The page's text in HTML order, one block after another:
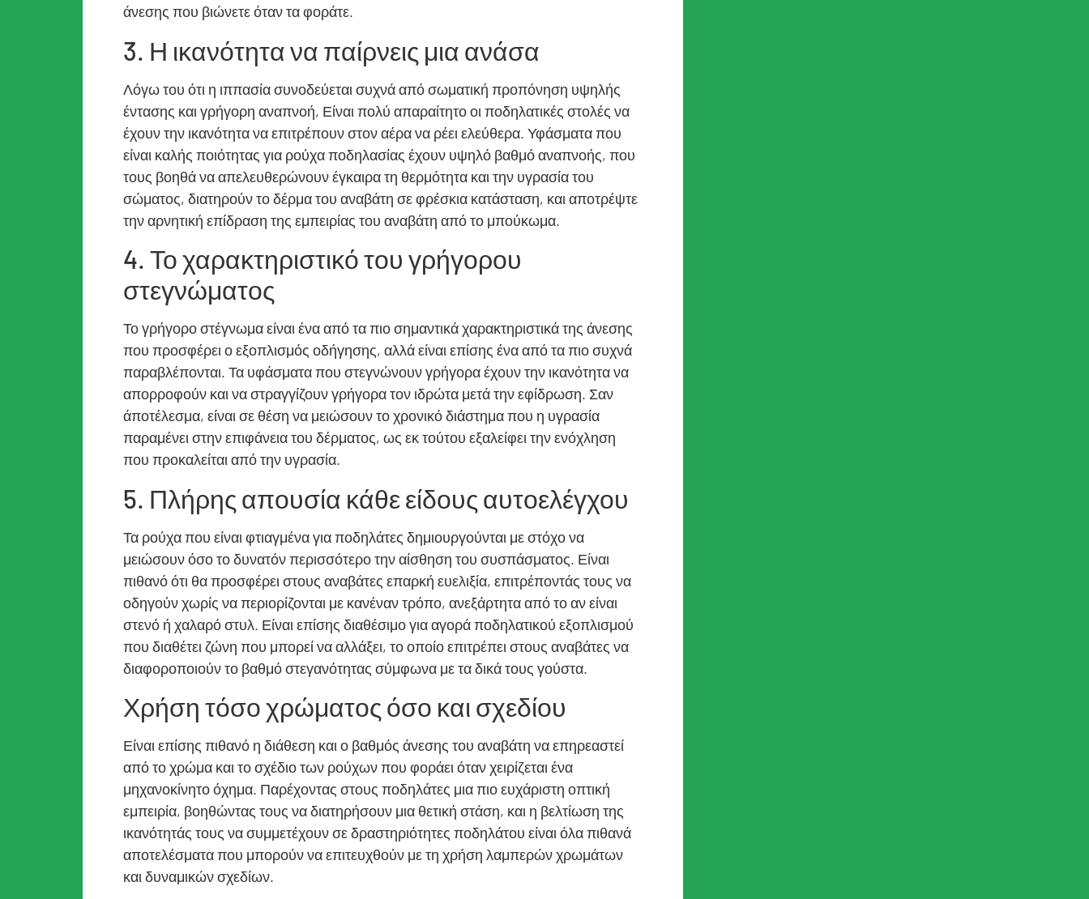
άνεσης που βιώνετε όταν τα φοράτε.
3. Η ικανότητα να παίρνεις μια ανάσα
Λόγω του ότι η ιππασία συνοδεύεται συχνά από σωματική προπόνηση υψηλής
έντασης και γρήγορη αναπνοή, Είναι πολύ απαραίτητο οι ποδηλατικές στολές να
έχουν την ικανότητα να επιτρέπουν στον αέρα να ρέει ελεύθερα. Υφάσματα που
είναι καλής ποιότητας για ρούχα ποδηλασίας έχουν υψηλό βαθμό αναπνοής, που
τους βοηθά να απελευθερώνουν έγκαιρα τη θερμότητα και την υγρασία του
σώματος, διατηρούν το δέρμα του αναβάτη σε φρέσκια κατάσταση, και αποτρέψτε
την αρνητική επίδραση της εμπειρίας του αναβάτη από το μπούκωμα.
4. Το χαρακτηριστικό του γρήγορου
στεγνώματος
Το γρήγορο στέγνωμα είναι ένα από τα πιο σημαντικά χαρακτηριστικά της άνεσης
που προσφέρει ο εξοπλισμός οδήγησης, αλλά είναι επίσης ένα από τα πιο συχνά
παραβλέπονται. Τα υφάσματα που στεγνώνουν γρήγορα έχουν την ικανότητα να
απορροφούν και να στραγγίζουν γρήγορα τον ιδρώτα μετά την εφίδρωση. Σαν
άποτέλεσμα, είναι σε θέση να μειώσουν το χρονικό διάστημα που η υγρασία
παραμένει στην επιφάνεια του δέρματος, ως εκ τούτου εξαλείφει την ενόχληση
που προκαλείται από την υγρασία.
5. Πλήρης απουσία κάθε είδους αυτοελέγχου
Τα ρούχα που είναι φτιαγμένα για ποδηλάτες δημιουργούνται με στόχο να
μειώσουν όσο το δυνατόν περισσότερο την αίσθηση του συσπάσματος. Είναι
πιθανό ότι θα προσφέρει στους αναβάτες επαρκή ευελιξία, επιτρέποντάς τους να
οδηγούν χωρίς να περιορίζονται με κανέναν τρόπο, ανεξάρτητα από το αν είναι
στενό ή χαλαρό στυλ. Είναι επίσης διαθέσιμο για αγορά ποδηλατικού εξοπλισμού
που διαθέτει ζώνη που μπορεί να αλλάξει, το οποίο επιτρέπει στους αναβάτες να
διαφοροποιούν το βαθμό στεγανότητας σύμφωνα με τα δικά τους γούστα.
Χρήση τόσο χρώματος όσο και σχεδίου
Είναι επίσης πιθανό η διάθεση και ο βαθμός άνεσης του αναβάτη να επηρεαστεί
από το χρώμα και το σχέδιο των ρούχων που φοράει όταν χειρίζεται ένα
μηχανοκίνητο όχημα. Παρέχοντας στους ποδηλάτες μια πιο ευχάριστη οπτική
εμπειρία, βοηθώντας τους να διατηρήσουν μια θετική στάση, και η βελτίωση της
ικανότητάς τους να συμμετέχουν σε δραστηριότητες ποδηλάτου είναι όλα πιθανά
αποτελέσματα που μπορούν να επιτευχθούν με τη χρήση λαμπερών χρωμάτων
και δυναμικών σχεδίων.